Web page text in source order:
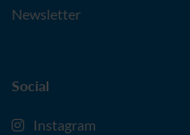
Newsletter
Social
Instagram